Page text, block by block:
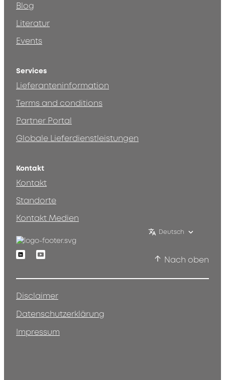
Blog
Literatur
Events
Services
Lieferanteninformation
Terms and conditions
Partner Portal
Globale Lieferdienstleistungen
Kontakt
Kontakt
Standorte
Kontakt Medien
Deutsch
LinkedinYoutube
Nach oben
Disclaimer
Datenschutzerklärung
Impressum